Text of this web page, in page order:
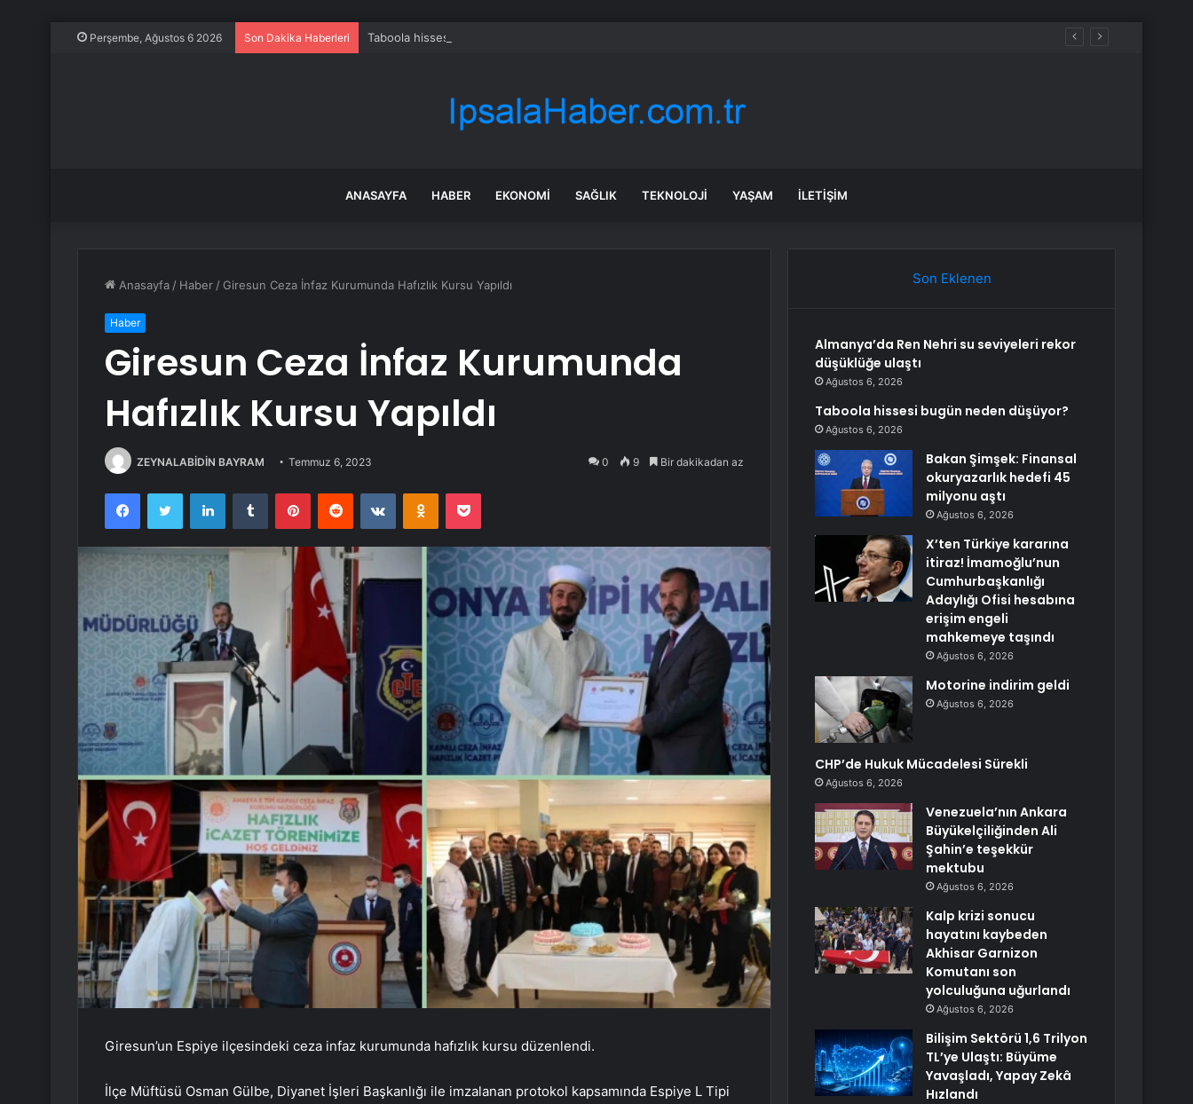
Perşembe, Ağustos 6 2026 Son Dakika Haberleri Taboola hissesi bugün neden düşüyor?
ANASAYFA HABER EKONOMI SAĞLIK TEKNOLOJI YAŞAM İLETIŞIM
Anasayfa / Haber / Giresun Ceza İnfaz Kurumunda Hafızlık Kursu Yapıldı
Haber
Giresun Ceza İnfaz Kurumunda
Hafızlık Kursu Yapıldı
ZEYNALABİDİN BAYRAM Temmuz 6, 2023 0 9 Bir dakikadan az
FacebookTwitter LinkedInTumblr PinterestReddit VKontakteOdnoklassniki
Pocket
Giresun’un Espiye ilçesindeki ceza infaz kurumunda hafızlık kursu düzenlendi.
İlçe Müftüsü Osman Gülbe, Diyanet İşleri Başkanlığı ile imzalanan protokol kapsamında Espiye L Tipi
Son Eklenen
Almanya’da Ren Nehri su seviyeleri rekor
düşüklüğe ulaştı
Ağustos 6, 2026
Taboola hissesi bugün neden düşüyor?
Ağustos 6, 2026
Bakan Şimşek: Finansal
okuryazarlık hedefi 45
milyonu aştı
Ağustos 6, 2026
X’ten Türkiye kararına
itiraz! İmamoğlu’nun
Cumhurbaşkanlığı
Adaylığı Ofisi hesabına
erişim engeli
mahkemeye taşındı
Ağustos 6, 2026
Motorine indirim geldi
Ağustos 6, 2026
CHP’de Hukuk Mücadelesi Sürekli
Ağustos 6, 2026
Venezuela’nın Ankara
Büyükelçiliğinden Ali
Şahin’e teşekkür
mektubu
Ağustos 6, 2026
Kalp krizi sonucu
hayatını kaybeden
Akhisar Garnizon
Komutanı son
yolculuğuna uğurlandı
Ağustos 6, 2026
Bilişim Sektörü 1,6 Trilyon
TL’ye Ulaştı: Büyüme
Yavaşladı, Yapay Zekâ
Hızlandı